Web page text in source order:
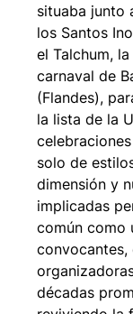
situaba junto
los Santos
el Talchum,
carnaval de
(Flandes),
la lista de la
solo de
dimensión y
implicadas
común como
convocantes,
décadas